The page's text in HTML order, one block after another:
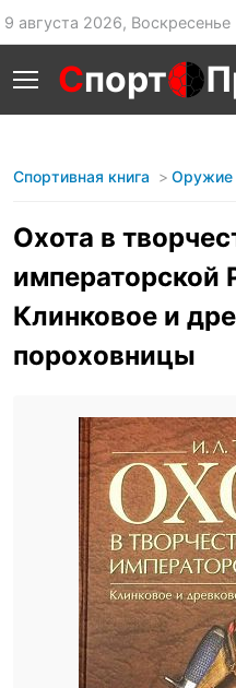
9 августа 2026,
Спорт
Спортивная книга Оружие
Охота в
императорской
Клинковое и
пороховницы